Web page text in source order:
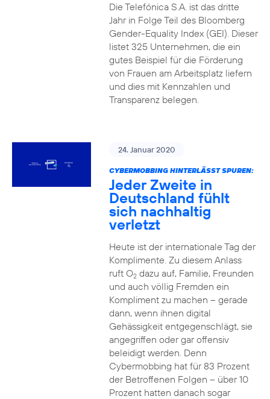
Die Telefónica S.A. ist das dritte
Jahr in Folge Teil des Bloomberg
Gender-Equality Index (GEI). Dieser
listet 325 Unternehmen, die ein
gutes Beispiel für die Förderung
von Frauen am Arbeitsplatz liefern
und dies mit Kennzahlen und
Transparenz belegen.
24. Januar 2020
CYBERMOBBING HINTERLÄSST SPUREN:
Jeder Zweite in
Deutschland fühlt
sich nachhaltig
verletzt
Heute ist der internationale Tag der
Komplimente. Zu diesem Anlass
ruft O2dazu auf, Familie, Freunden
und auch völlig Fremden ein
Kompliment zu machen – gerade
dann, wenn ihnen digital
Gehässigkeit entgegenschlägt, sie
angegriffen oder gar offensiv
beleidigt werden. Denn
Cybermobbing hat für 83 Prozent
der Betroffenen Folgen – über 10
Prozent hatten danach sogar